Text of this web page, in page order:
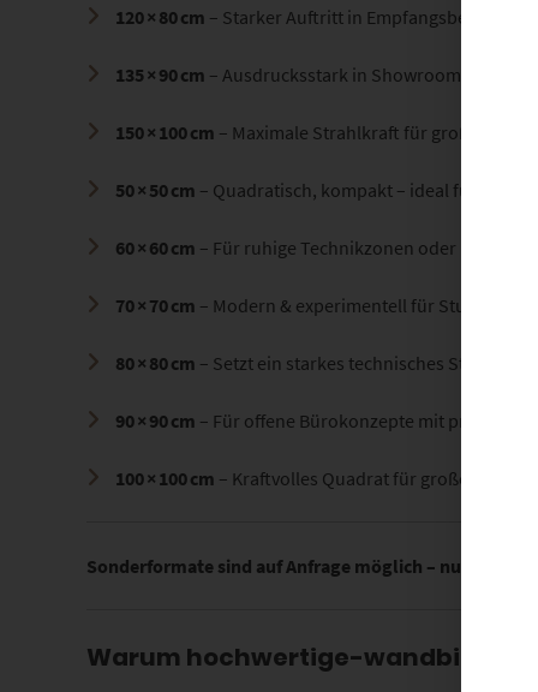
120 × 80 cm – Starker Auftritt in Empfangsbereichen
135 × 90 cm – Ausdrucksstark in Showrooms oder
150 × 100 cm – Maximale Strahlkraft für große
50 × 50 cm – Quadratisch, kompakt – ideal für
60 × 60 cm – Für ruhige Technikzonen oder
70 × 70 cm – Modern & experimentell für Studios
80 × 80 cm – Setzt ein starkes technisches Statement
90 × 90 cm – Für offene Bürokonzepte mit
100 × 100 cm – Kraftvolles Quadrat für große
Sonderformate sind auf Anfrage möglich – nutze dazu
Warum hochwertige-